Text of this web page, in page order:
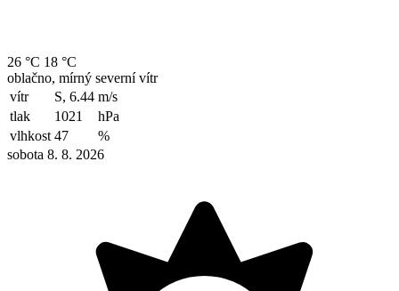
26 °C 18 °C
oblačno, mírný severní vítr
vítr
S, 6.44 m/s
tlak
1021
hPa
vlhkost 47
%
sobota 8. 8. 2026